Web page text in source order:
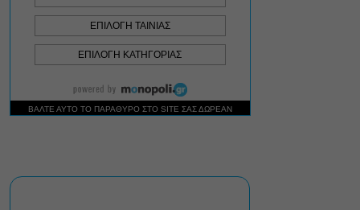
κορυφώνεται τον
Σεπτέμβριο
Τουλάχιστον 1.500 έλεγχοι
σε 300 παραλίες –
Πρόστιμα έως 73.000€ για
αυθαίρετες καταλήψεις
Πέντε διηγήματα του